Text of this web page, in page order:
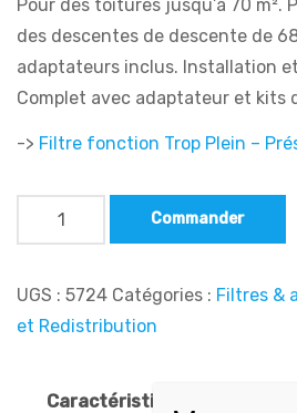
Pour des toitures jusqu’à 70 m².
des descentes de descente de
adaptateurs inclus. Installation
Complet avec adaptateur et kits
-> Filtre fonction Trop Plein –
Commander
UGS : 5724 Catégories : Filtres &
et Redistribution
Caractéristiques techniques